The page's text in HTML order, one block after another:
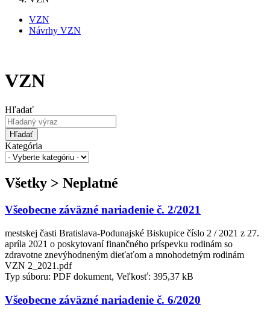
VZN
Návrhy VZN
VZN
Hľadať
Hľadať
Kategória
Všetky > Neplatné
Všeobecne záväzné nariadenie č. 2/2021
mestskej časti Bratislava-Podunajské Biskupice číslo 2 / 2021 z 27.
apríla 2021 o poskytovaní finančného príspevku rodinám so
zdravotne znevýhodneným dieťaťom a mnohodetným rodinám
VZN 2_2021.pdf
Typ súboru: PDF dokument, Veľkosť: 395,37 kB
Všeobecne záväzné nariadenie č. 6/2020